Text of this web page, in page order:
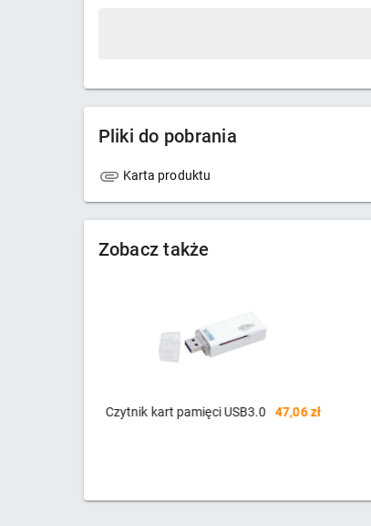
Pliki do pobrania
Karta produktu
Zobacz także
UNITEK CZYTNIK KART ALL-
82,10 zł